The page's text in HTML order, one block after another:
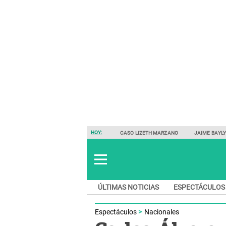
HOY: CASO LIZETH MARZANO JAIME BAYLY
ÚLTIMAS NOTICIAS ESPECTÁCULOS
Espectáculos Nacionales